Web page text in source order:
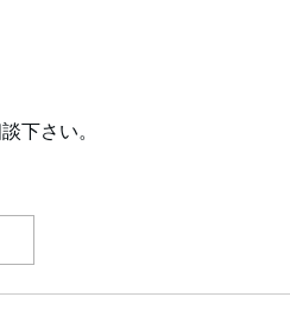
下さい。